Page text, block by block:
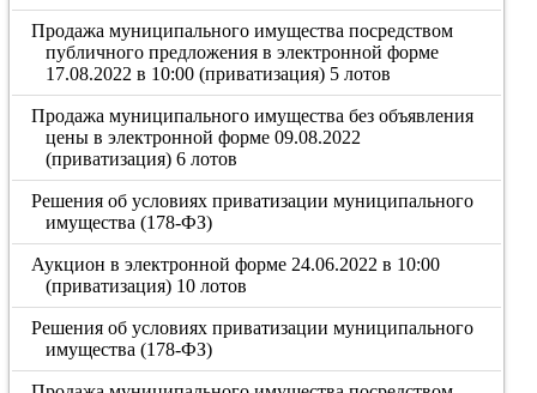
Продажа муниципального имущества посредством
публичного предложения в электронной форме
17.08.2022 в 10:00 (приватизация) 5 лотов
Продажа муниципального имущества без объявления
цены в электронной форме 09.08.2022
(приватизация) 6 лотов
Решения об условиях приватизации муниципального
имущества (178-ФЗ)
Аукцион в электронной форме 24.06.2022 в 10:00
(приватизация) 10 лотов
Решения об условиях приватизации муниципального
имущества (178-ФЗ)